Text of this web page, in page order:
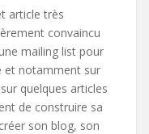
article très
convaincu
mailing list pour
et notamment sur
quelques articles
de construire sa
son blog, son